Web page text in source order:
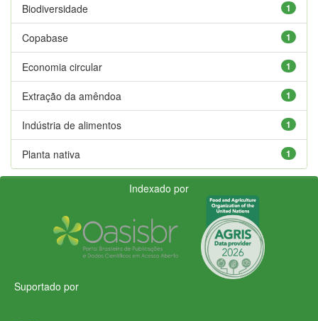
1
Biodiversidade
1
Copabase
1
Economia circular
1
Extração da amêndoa
1
Indústria de alimentos
1
Planta nativa
Indexado por
Suportado por